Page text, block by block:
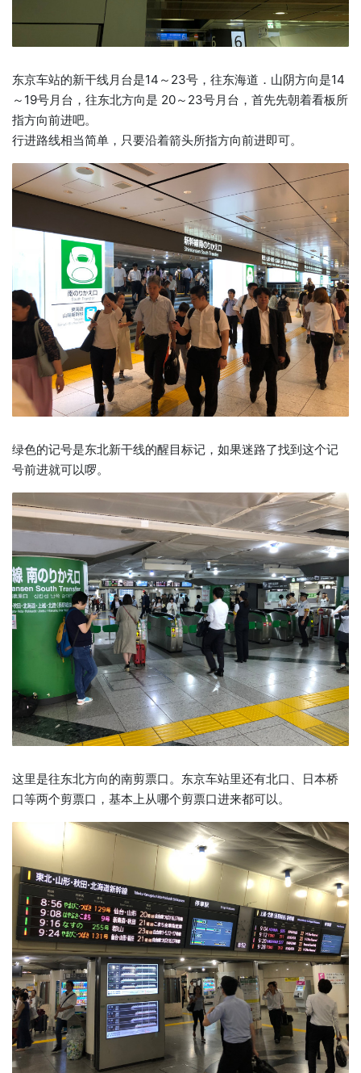
东京车站的新干线月台是14～23号，往东海道．山阴方向是14
～19号月台，往东北方向是 20～23号月台，首先先朝着看板所
指方向前进吧。
行进路线相当简单，只要沿着箭头所指方向前进即可。
绿色的记号是东北新干线的醒目标记，如果迷路了找到这个记
号前进就可以啰。
这里是往东北方向的南剪票口。东京车站里还有北口、日本桥
口等两个剪票口，基本上从哪个剪票口进来都可以。